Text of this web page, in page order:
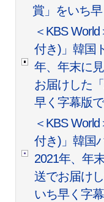
賞」をいち
＜KBS
付き)」韓国
年、年末に
お届けした
早く字幕版
＜KBS
付き)」韓国
2021年、年
送でお届け
いち早く字